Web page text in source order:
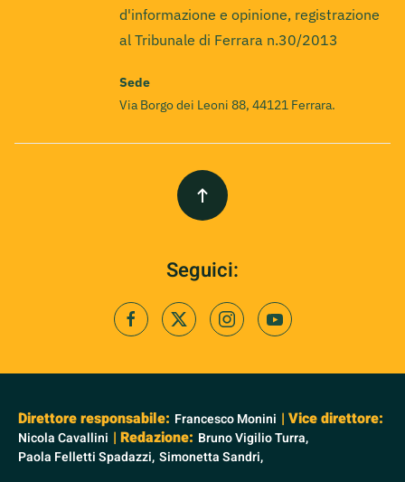
d'informazione e opinione, registrazione
al Tribunale di Ferrara n.30/2013
Sede
Via Borgo dei Leoni 88, 44121 Ferrara.
Seguici:
Direttore responsabile: Francesco Monini | Vice direttore:
Nicola Cavallini | Redazione: Bruno Vigilio Turra,
Paola Felletti Spadazzi, Simonetta Sandri,